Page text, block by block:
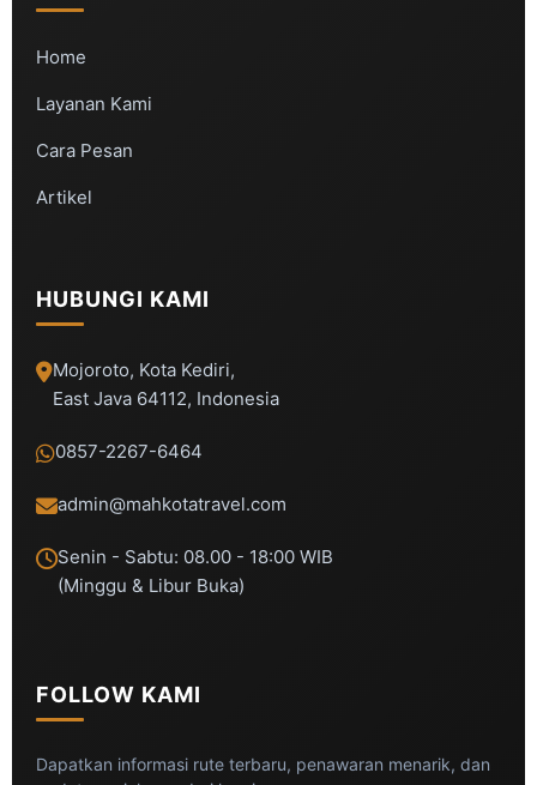
Home
Layanan Kami
Cara Pesan
Artikel
HUBUNGI KAMI
Mojoroto, Kota Kediri,
East Java 64112, Indonesia
0857-2267-6464
admin@mahkotatravel.com
Senin - Sabtu: 08.00 - 18:00 WIB
(Minggu & Libur Buka)
FOLLOW KAMI
Dapatkan informasi rute terbaru, penawaran menarik, dan